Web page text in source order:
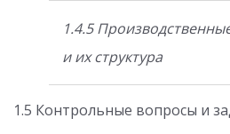
1.4.5
и их структура
1.5 Контрольные вопросы и